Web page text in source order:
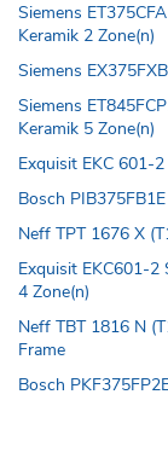
Siemens
Keramik 2 Zone(n)
Siemens
Siemens
Keramik 5 Zone(n)
Exquisit EKC 601-
Bosch PIB375FB1E
Neff TPT 1676 X
Exquisit EKC601-
4 Zone(n)
Neff TBT 1816 N
Frame
Bosch